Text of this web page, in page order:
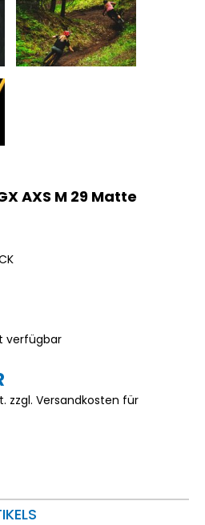
AXS M 29 Matte
verfügbar
zzgl. Versandkosten für